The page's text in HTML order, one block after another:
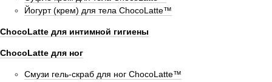
Йогурт (крем) для тела ChocoLatte™
ChocoLatte для интимной гигиены
ChocoLatte для ног
Смузи гель-скраб для ног ChocoLatte™